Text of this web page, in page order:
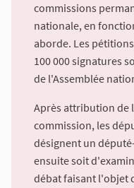
commissions
nationale, en
aborde. Les
100 000 signatures
de l'Assemblée
Après attribution de
commission, les
désignent un
ensuite soit
débat faisant l'objet